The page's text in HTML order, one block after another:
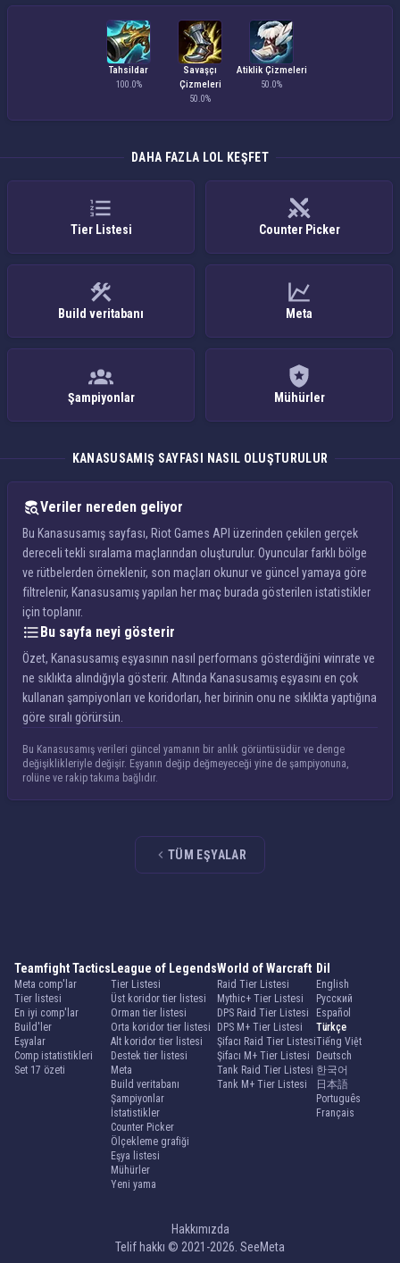
Tahsildar
100.0%
Savaşçı
Çizmeleri
50.0%
Atiklik Çizmeleri
50.0%
DAHA FAZLA LOL KEŞFET
Tier Listesi Counter Picker
Build veritabanı Meta
Şampiyonlar Mühürler
KANASUSAMIŞ SAYFASI NASIL OLUŞTURULUR
Veriler nereden geliyor
Bu Kanasusamış sayfası, Riot Games API üzerinden çekilen gerçek
dereceli tekli sıralama maçlarından oluşturulur. Oyuncular farklı bölge
ve rütbelerden örneklenir, son maçları okunur ve güncel yamaya göre
filtrelenir, Kanasusamış yapılan her maç burada gösterilen istatistikler
için toplanır.
Bu sayfa neyi gösterir
Özet, Kanasusamış eşyasının nasıl performans gösterdiğini winrate ve
ne sıklıkta alındığıyla gösterir. Altında Kanasusamış eşyasını en çok
kullanan şampiyonları ve koridorları, her birinin onu ne sıklıkta yaptığına
göre sıralı görürsün.
Bu Kanasusamış verileri güncel yamanın bir anlık görüntüsüdür ve denge
değişiklikleriyle değişir. Eşyanın değip değmeyeceği yine de şampiyonuna,
rolüne ve rakip takıma bağlıdır.
TÜM EŞYALAR
Teamfight Tactics
Meta comp'lar
Tier listesi
En iyi comp'lar
Build'ler
Eşyalar
Comp istatistikleri
Set 17 özeti
League of Legends
Tier Listesi
Üst koridor tier listesi
Orman tier listesi
Orta koridor tier listesi
Alt koridor tier listesi
Destek tier listesi
Meta
Build veritabanı
Şampiyonlar
İstatistikler
Counter Picker
Ölçekleme grafiği
Eşya listesi
Mühürler
Yeni yama
World of Warcraft
Raid Tier Listesi
Mythic+ Tier Listesi
DPS Raid Tier Listesi
DPS M+ Tier Listesi
Şifacı Raid Tier Listesi
Şifacı M+ Tier Listesi
Tank Raid Tier Listesi
Tank M+ Tier Listesi
Dil
English
Русский
Español
Türkçe
Tiếng Việt
Deutsch
한국어
日本語
Português
Français
Hakkımızda
Telif hakkı © 2021-2026. SeeMeta